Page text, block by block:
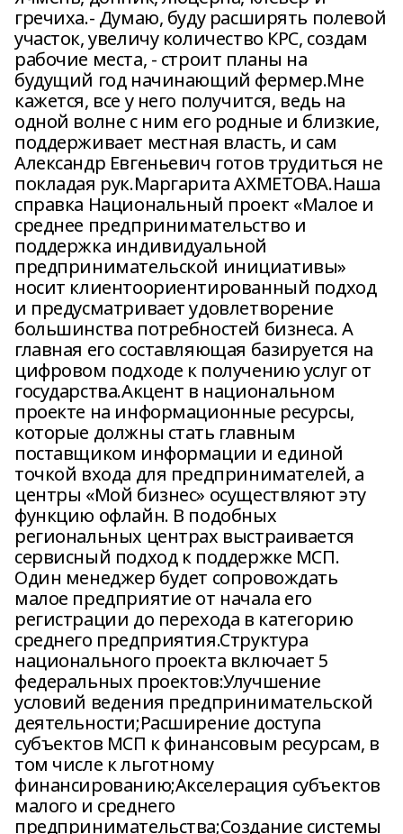
гречиха.- Думаю, буду расширять полевой
участок, увеличу количество КРС, создам
рабочие места, - строит планы на
будущий год начинающий фермер.Мне
кажется, все у него получится, ведь на
одной волне с ним его родные и близкие,
поддерживает местная власть, и сам
Александр Евгеньевич готов трудиться не
покладая рук.Маргарита АХМЕТОВА.Наша
справка Национальный проект «Малое и
среднее предпринимательство и
поддержка индивидуальной
предпринимательской инициативы»
носит клиентоориентированный подход
и предусматривает удовлетворение
большинства потребностей бизнеса. А
главная его составляющая базируется на
цифровом подходе к получению услуг от
государства.Акцент в национальном
проекте на информационные ресурсы,
которые должны стать главным
поставщиком информации и единой
точкой входа для предпринимателей, а
центры «Мой бизнес» осуществляют эту
функцию офлайн. В подобных
региональных центрах выстраивается
сервисный подход к поддержке МСП.
Один менеджер будет сопровождать
малое предприятие от начала его
регистрации до перехода в категорию
среднего предприятия.Структура
национального проекта включает 5
федеральных проектов:Улучшение
условий ведения предпринимательской
деятельности;Расширение доступа
субъектов МСП к финансовым ресурсам, в
том числе к льготному
финансированию;Акселерация субъектов
малого и среднего
предпринимательства;Создание системы